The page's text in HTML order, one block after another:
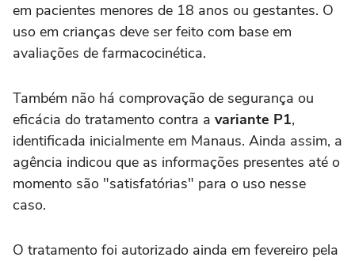
em pacientes menores de 18 anos ou gestantes. O
uso em crianças deve ser feito com base em
avaliações de farmacocinética.
Também não há comprovação de segurança ou
eficácia do tratamento contra a variante P1,
identificada inicialmente em Manaus. Ainda assim, a
agência indicou que as informações presentes até o
momento são "satisfatórias" para o uso nesse
caso.
O tratamento foi autorizado ainda em fevereiro pela